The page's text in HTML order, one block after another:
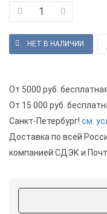
От 5000 руб.
От 15 000 руб.
Санкт-Петербург! см.
Доставка по всей
компанией СДЭК и